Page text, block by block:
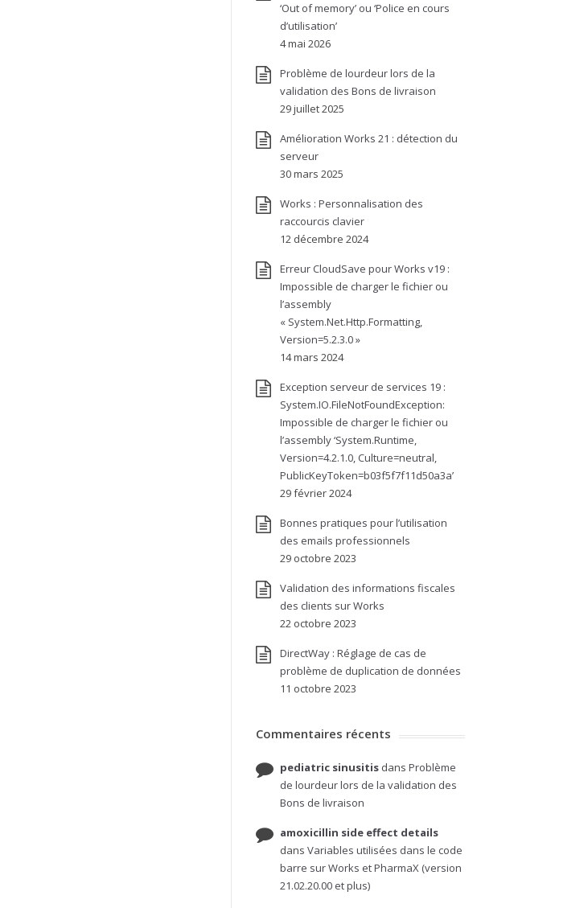
‘Out of memory’ ou ‘Police en cours
d’utilisation’
4 mai 2026
Problème de lourdeur lors de la
validation des Bons de livraison
29 juillet 2025
Amélioration Works 21 : détection du
serveur
30 mars 2025
Works : Personnalisation des
raccourcis clavier
12 décembre 2024
Erreur CloudSave pour Works v19 :
Impossible de charger le fichier ou
l’assembly
« System.Net.Http.Formatting,
Version=5.2.3.0 »
14 mars 2024
Exception serveur de services 19 :
System.IO.FileNotFoundException:
Impossible de charger le fichier ou
l’assembly ‘System.Runtime,
Version=4.2.1.0, Culture=neutral,
PublicKeyToken=b03f5f7f11d50a3a’
29 février 2024
Bonnes pratiques pour l’utilisation
des emails professionnels
29 octobre 2023
Validation des informations fiscales
des clients sur Works
22 octobre 2023
DirectWay : Réglage de cas de
problème de duplication de données
11 octobre 2023
Commentaires récents
pediatric sinusitisdans Problème
de lourdeur lors de la validation des
Bons de livraison
amoxicillin side effect details
dans Variables utilisées dans le code
barre sur Works et PharmaX (version
21.02.20.00 et plus)